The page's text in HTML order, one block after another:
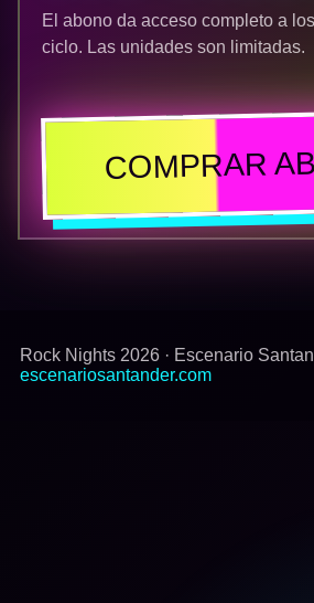
El abono da acceso completo a
ciclo. Las unidades son limitadas.
COMPRAR
Rock Nights 2026 · Escenario
escenariosantander.com